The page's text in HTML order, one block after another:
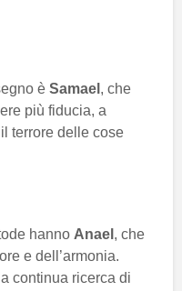
è Samael , che
più fiducia, a
terrore delle cose
hanno Anael , che
e dell’armonia.
continua ricerca di